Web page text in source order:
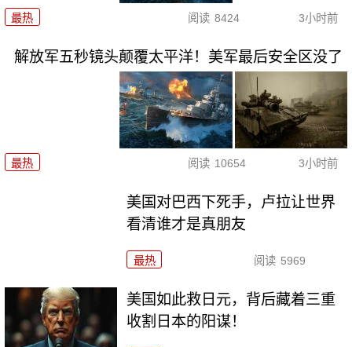
最热 阅读 8424 3小时前
解放军五秒镜头颠覆太平洋！美军最后安全区没了
最热 阅读 10654 3小时前
美国对巴西下死手，卢拉让世界
看清谁才是真朋友
最热 阅读 5969
美国如此救日元，背后藏着三重
收割日本的阳谋！